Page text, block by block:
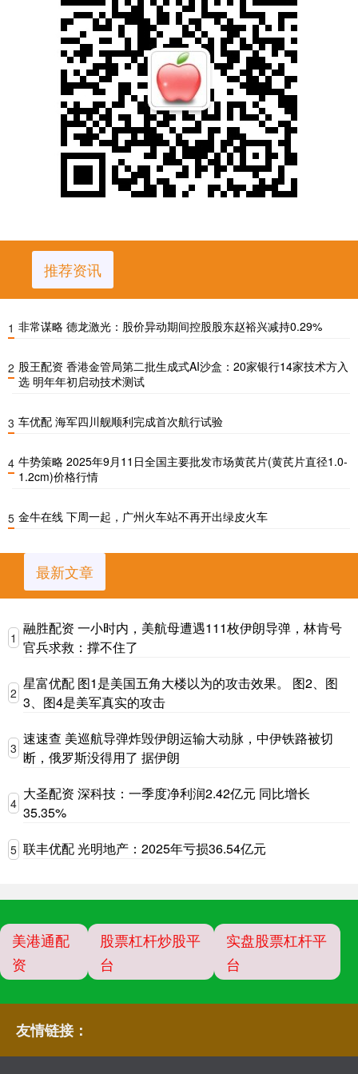
推荐资讯
1 非常谋略 德龙激光：股价异动期间控股股东赵裕兴减持0.29%
2 股王配资 香港金管局第二批生成式AI沙盒：20家银行14家技术方入
选 明年年初启动技术测试
3 车优配 海军四川舰顺利完成首次航行试验
4 牛势策略 2025年9月11日全国主要批发市场黄芪片(黄芪片直径1.0-
1.2cm)价格行情
5 金牛在线 下周一起，广州火车站不再开出绿皮火车
最新文章
1
融胜配资 一小时内，美航母遭遇111枚伊朗导弹，林肯号
官兵求救：撑不住了
2
星富优配 图1是美国五角大楼以为的攻击效果。 图2、图
3、图4是美军真实的攻击
3
速速查 美巡航导弹炸毁伊朗运输大动脉，中伊铁路被切
断，俄罗斯没得用了 据伊朗
4
大圣配资 深科技：一季度净利润2.42亿元 同比增长
35.35%
5 联丰优配 光明地产：2025年亏损36.54亿元
美港通配
资
股票杠杆炒股平
台
实盘股票杠杆平
台
友情链接：